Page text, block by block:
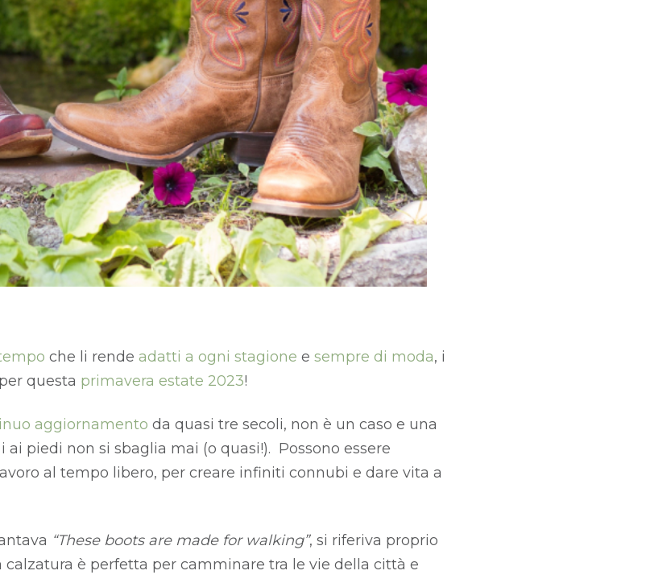
che li rende adatti a ogni stagione e sempre di moda, i
per questa primavera estate 2023!
aggiornamento da quasi tre secoli, non è un caso e una
ai piedi non si sbaglia mai (o quasi!). Possono essere
al tempo libero, per creare infiniti connubi e dare vita a
“These boots are made for walking”, si riferiva proprio
calzatura è perfetta per camminare tra le vie della città e